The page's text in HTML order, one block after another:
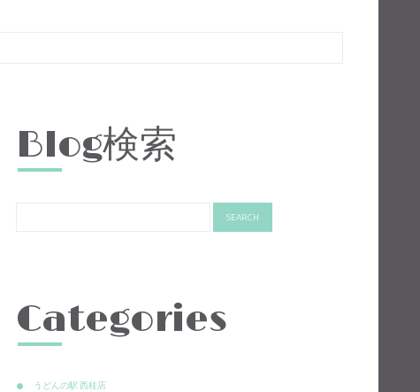
Blog検索
Categories
うどんの駅 西桂店